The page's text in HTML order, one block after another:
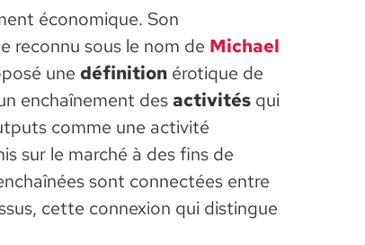
économique. Son
reconnu sous le nom de Michael
une définition érotique de
enchaînement desactivités qui
comme une activité
sur le marché à des fins de
sont connectées entre
cette connexion qui distingue